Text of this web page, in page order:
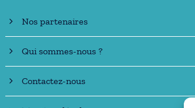
Nos partenaires
Qui sommes-nous ?
Contactez-nous